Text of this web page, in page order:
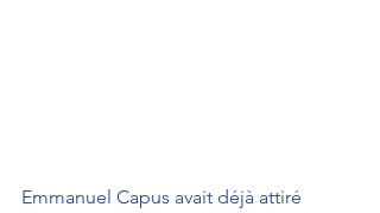
Emmanuel Capus avait déjà attiré